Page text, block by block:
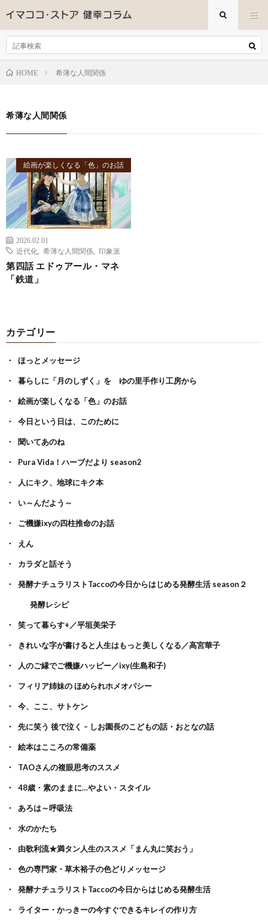
HOME 希薄な人間関係
希薄な人間関係
絵画が楽しくなる「色」のお話
2026.02.01
近代化
希薄な人間関係 印象派
第四話 エドゥアール・マネ
「鉄道」
カテゴリー
ほっとメッセージ
暮らしに「月のしずく」を ゆの里手作り工房から
絵画が楽しくなる「色」のお話
今日という日は、このために
聞いてあのね
Pura Vida！ハーブだより season2
人にキク、地球にキク本
い～んだよう～
ご機嫌ixyの四柱推命のお話
えん
カラダと話そう
発酵ナチュラリストTaccoの今日からはじめる発酵生活 season２
発酵レシピ
笑って暮らす+／平垣美栄子
きれいな字が書けると人生はもっと美しくなる／高宮華子
人のご縁でご機嫌ハッピー／ixy(生島和子)
フィリア姉妹の ほめられホメオパシー
今、ここ、サトケン
先に笑う 後で泣く – しお園長のこどもの話・おとなの話
絵本はこころの常備薬
TAOさんの複眼思考のススメ
48歳・素のままに…やよい・スタイル
あろは～呼吸法
水のかたち
由歌利流★満タン人生のススメ「まん丸に笑おう」
色の専門家・草木裕子の色どりメッセージ
発酵ナチュラリストTaccoの今日からはじめる発酵生活
ライター・かっきーの今すぐできるキレイの作り方